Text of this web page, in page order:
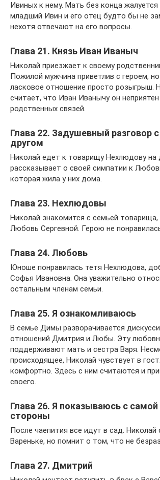
Ивиных к нему. Мать без конца жалуется
младший Ивин и его отец будто бы не
нехотя отвечают на его вопросы.
Глава 21. Князь Иван Иваныч
Николай приезжает к своему
Пожилой мужчина приветлив с героем,
ласковое отношение просто розыгрыш.
считает, что Иван Иванычу он
родственных связей.
Глава 22. Задушевный разговор
другом
Николай едет к товарищу Нехлюдову на
рассказывает о своей симпатии к
которая жила у них дома.
Глава 23. Нехлюдовы
Николай знакомится с семьей
Любовь Сергевной. Герою не
Глава 24. Любовь
Юноше понравилась тетя Нехлюдова,
Софья Ивановна. Она уважительно
остальным членам семьи.
Глава 25. Я ознакомливаюсь
В семье Димы разворачивается
отношений Дмитрия и Любы. Эту
поддерживают мать и сестра Варя.
происходящее, Николай чувствует в
комфортно. Здесь с ним считаются и
своего.
Глава 26. Я показываюсь с
стороны
После чаепития все идут в сад. Николай
Вареньке, но помнит о том, что не
Глава 27. Дмитрий